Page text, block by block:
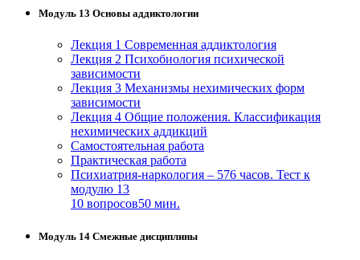
Модуль 13 Основы аддиктологии
Лекция 1 Современная аддиктология
Лекция 2 Психобиология психической
зависимости
Лекция 3 Механизмы нехимических форм
зависимости
Лекция 4 Общие положения. Классификация
нехимических аддикций
Самостоятельная работа
Практическая работа
Психиатрия-наркология – 576 часов. Тест к
модулю 13
10 вопросов50 мин.
Модуль 14 Смежные дисциплины